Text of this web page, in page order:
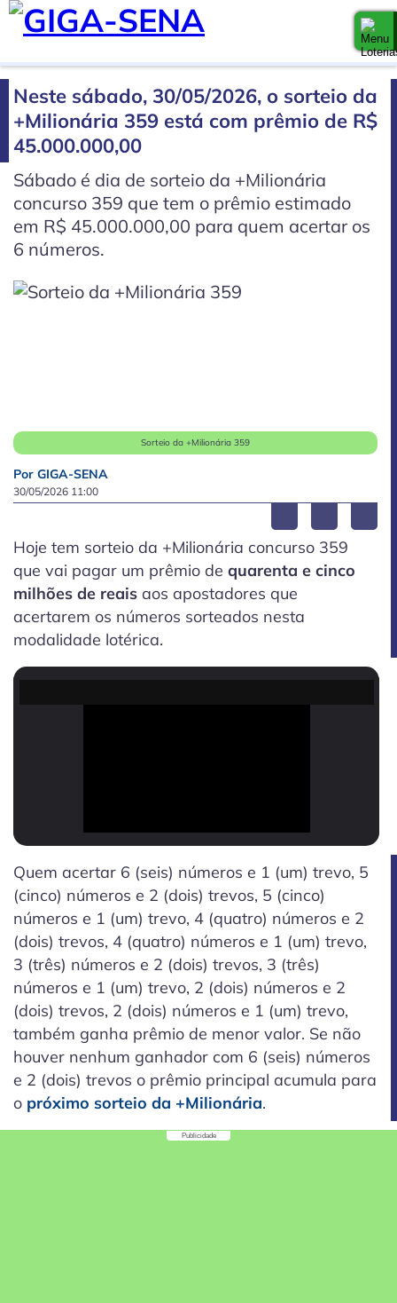
Neste sábado, 30/05/2026, o sorteio da
+Milionária 359 está com prêmio de R$
45.000.000,00
Sábado é dia de sorteio da +Milionária
concurso 359 que tem o prêmio estimado
em R$ 45.000.000,00 para quem acertar os
6 números.
Sorteio da +Milionária 359
Por GIGA-SENA
30/05/2026 11:00
Hoje tem sorteio da +Milionária concurso 359
que vai pagar um prêmio de quarenta e cinco
milhões de reais aos apostadores que
acertarem os números sorteados nesta
modalidade lotérica.
Quem acertar 6 (seis) números e 1 (um) trevo, 5
(cinco) números e 2 (dois) trevos, 5 (cinco)
números e 1 (um) trevo, 4 (quatro) números e 2
(dois) trevos, 4 (quatro) números e 1 (um) trevo,
3 (três) números e 2 (dois) trevos, 3 (três)
números e 1 (um) trevo, 2 (dois) números e 2
(dois) trevos, 2 (dois) números e 1 (um) trevo,
também ganha prêmio de menor valor. Se não
houver nenhum ganhador com 6 (seis) números
e 2 (dois) trevos o prêmio principal acumula para
o próximo sorteio da +Milionária.
Publicidade